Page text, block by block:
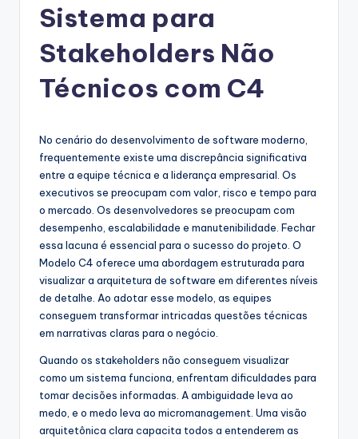
A
si
Sistema para
Stakeholders Não
Técnicos com C4
No cenário do desenvolvimento de software moderno,
frequentemente existe uma discrepância significativa
entre a equipe técnica e a liderança empresarial. Os
executivos se preocupam com valor, risco e tempo para
o mercado. Os desenvolvedores se preocupam com
desempenho, escalabilidade e manutenibilidade. Fechar
essa lacuna é essencial para o sucesso do projeto. O
Modelo C4 oferece uma abordagem estruturada para
visualizar a arquitetura de software em diferentes níveis
de detalhe. Ao adotar esse modelo, as equipes
conseguem transformar intricadas questões técnicas
em narrativas claras para o negócio.
Quando os stakeholders não conseguem visualizar
como um sistema funciona, enfrentam dificuldades para
tomar decisões informadas. A ambiguidade leva ao
medo, e o medo leva ao micromanagement. Uma visão
arquitetônica clara capacita todos a entenderem as